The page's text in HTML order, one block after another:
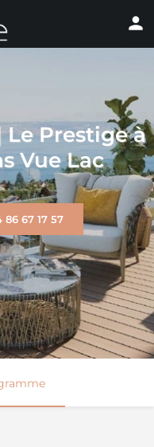
Le Prestige à
Vue Lac
86 67 17 57